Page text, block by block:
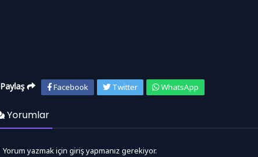
Paylaş Facebook Twitter WhatsApp
Yorumlar
Yorum yazmak için giriş yapmanız gerekiyor.